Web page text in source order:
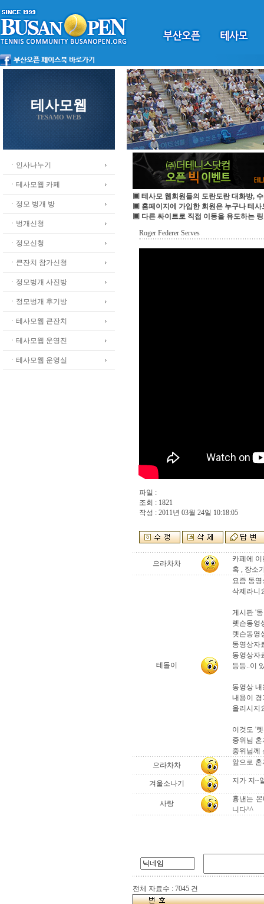
테사모웹
TESAMO WEB
ㆍ인사나누기
ㆍ테사모웹 카페
ㆍ정모 벙개 방
ㆍ벙개신청
ㆍ정모신청
ㆍ큰잔치 참가신청
ㆍ정모벙개 사진방
ㆍ정모벙개 후기방
ㆍ테사모웹 큰잔치
ㆍ테사모웹 운영진
ㆍ테사모웹 운영실
▣ 테사모 웹회원들의 도란도란 대화방,
▣ 홈페이지에 가입한 회원은 누구나 테사
▣ 다른 싸이트로 직접 이동을 유도하는
Roger Federer Serves
파일 :
조회 : 1821
작성 : 2011년 03월 24일 10:18:05
으라차차
카페에
혹 , 장소
테돌이
요즘 동
삭제라니
게시판 '
렛슨동영
렛슨동영
동영상자
동영상자
등등..이
동영상
내용이 경
올리시지
이것도 '
중위님
중위님께
으라차차
앞으로
겨울소나기 지가 지~
사랑
흉낸는
니다^^
전체 자료수 : 7045 건